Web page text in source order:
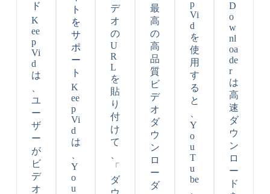
ド
K
ee
p
Vi
d
は
ユ
ー
ザ
ー
が
ビ
デ
オ
ト
を
サ
ポ
ー
ト
K
ee
p
Vi
d
は
Y
o
u
デ
オ
の
U
R
L
を
貼
り
付
け
て
「
ダ
最
高
の
高
品
質
ビ
デ
オ
ダ
ウ
ン
ロ
ー
ダ
p
Vi
d
を
使
用
す
る
と
Y
o
u
T
u
be
D
o
w
nl
oa
de
r
は
高
速
ダ
ウ
ン
ロ
ー
ド